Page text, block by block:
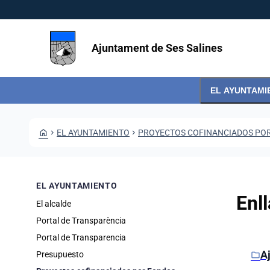
Ajuntament de Ses Salines
EL
HOME CHEVRON_RIGHT EL AYUNTAMIENTO CHEVRON_RIGHT PROYECTOS COFINANCIADOS
EL AYUNTAMIENTO
El alcalde
Portal de Transparència
Portal de Transparencia
Presupuesto
folder